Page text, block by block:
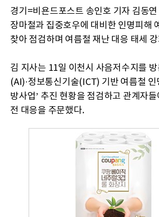
경기=비욘드포스트 송인호 기자 김동
장마철과 집중호우에 대비한 인명피해
찾아 점검하며 여름철 재난 대응 태세
김 지사는 11일 이천시 사음저수지를
(AI)·정보통신기술(ICT) 기반 여름철 인
방사업’ 추진 현황을 점검하고 관계자
전 대응을 주문했다.